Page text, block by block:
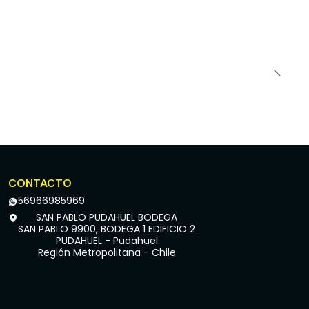
CONTACTO
56966985969
SAN PABLO PUDAHUEL BODEGA
SAN PABLO 9900, BODEGA 1 EDIFICIO 2
PUDAHUEL - Pudahuel
Región Metropolitana - Chile